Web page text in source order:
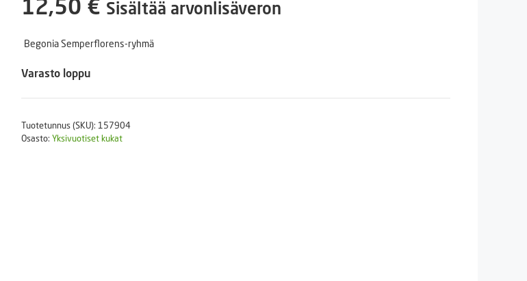
Puutarhatyökalut
12,50 € Sisältää arvonlisäveron
Begonia Semperflorens-ryhmä
Varasto loppu
Tuotetunnus (SKU): 157904
Osasto: Yksivuotiset kukat